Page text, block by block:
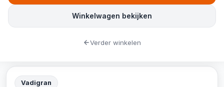
Vadigran
Winkelwagen bekijken
Verder winkelen